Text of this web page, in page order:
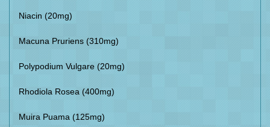
Niacin (20mg)
Macuna Pruriens (310mg)
Polypodium Vulgare (20mg)
Rhodiola Rosea (400mg)
Muira Puama (125mg)